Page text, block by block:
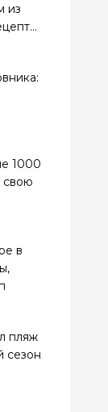
из
1000
свою
в
пляж
сезон